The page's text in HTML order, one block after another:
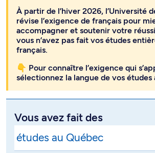
À partir de l’hiver 2026, l’Université
révise l’exigence de français pour
accompagner et soutenir votre
vous n’avez pas fait vos études
français.
👇 Pour connaître l’exigence qui
sélectionnez la langue de vos études
Vous avez fait des